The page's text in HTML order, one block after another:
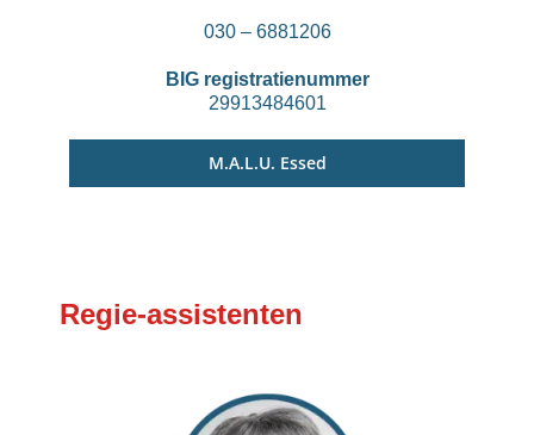
030 – 6881206
BIG registratienummer
29913484601
M.A.L.U. Essed
Regie-assistenten